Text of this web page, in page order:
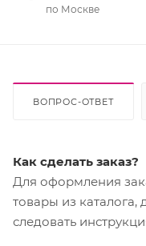
по Москве
ВОПРОС-ОТВЕТ
Как сделать заказ?
Для оформления
товары из каталога,
следовать